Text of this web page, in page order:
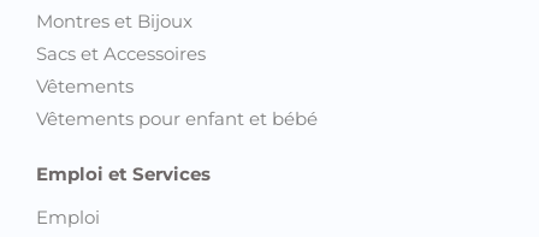
Montres et Bijoux
Sacs et Accessoires
Vêtements
Vêtements pour enfant et bébé
Emploi et Services
Emploi